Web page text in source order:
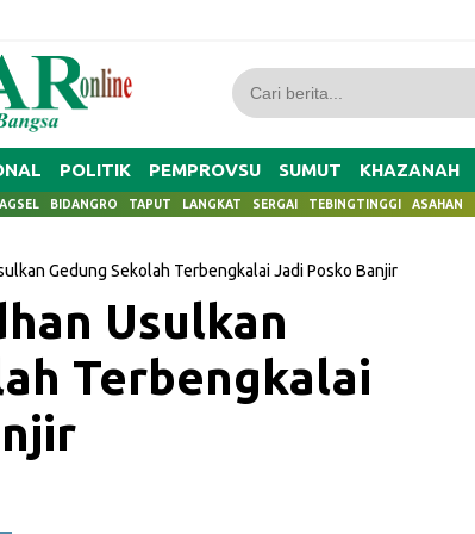
POLITIK PEMPROVSU SUMUT KHAZANAH
BIDANGRO TAPUT LANGKAT SERGAI TEBINGTINGGI ASAHAN
Gedung Sekolah Terbengkalai Jadi Posko Banjir
Usulkan
Terbengkalai